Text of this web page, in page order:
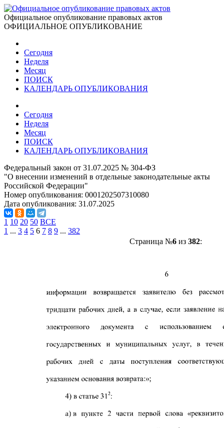
Официальное опубликование правовых актов
ОФИЦИАЛЬНОЕ ОПУБЛИКОВАНИЕ
Сегодня
Неделя
Месяц
ПОИСК
КАЛЕНДАРЬ ОПУБЛИКОВАНИЯ
Сегодня
Неделя
Месяц
ПОИСК
КАЛЕНДАРЬ ОПУБЛИКОВАНИЯ
Федеральный закон от 31.07.2025 № 304-ФЗ
"О внесении изменений в отдельные законодательные акты
Российской Федерации"
Номер опубликования: 0001202507310080
Дата опубликования: 31.07.2025
1 10 20 50 ВСЕ
1 ... 3 4 5 6 7 8 9 ... 382
Страница №6из 382: